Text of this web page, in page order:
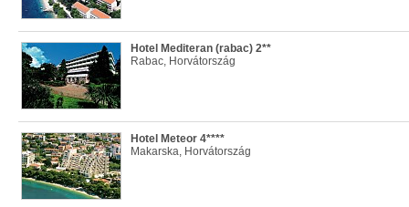
Hotel Mediteran (rabac) 2**
Rabac, Horvátország
Hotel Meteor 4****
Makarska, Horvátország